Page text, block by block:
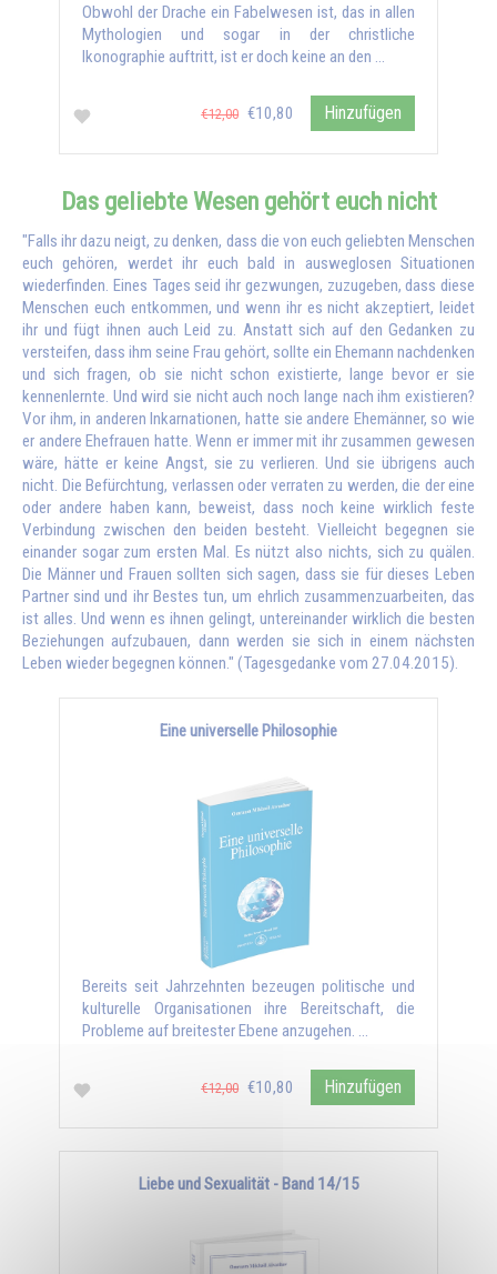
Obwohl der Drache ein Fabelwesen ist, das in allen
Mythologien und sogar in der christliche
Ikonographie auftritt, ist er doch keine an den …
€12,00 €10,80 Hinzufügen
Das geliebte Wesen gehört euch nicht
"Falls ihr dazu neigt, zu denken, dass die von euch geliebten Menschen
euch gehören, werdet ihr euch bald in ausweglosen Situationen
wiederfinden. Eines Tages seid ihr gezwungen, zuzugeben, dass diese
Menschen euch entkommen, und wenn ihr es nicht akzeptiert, leidet
ihr und fügt ihnen auch Leid zu. Anstatt sich auf den Gedanken zu
versteifen, dass ihm seine Frau gehört, sollte ein Ehemann nachdenken
und sich fragen, ob sie nicht schon existierte, lange bevor er sie
kennenlernte. Und wird sie nicht auch noch lange nach ihm existieren?
Vor ihm, in anderen Inkarnationen, hatte sie andere Ehemänner, so wie
er andere Ehefrauen hatte. Wenn er immer mit ihr zusammen gewesen
wäre, hätte er keine Angst, sie zu verlieren. Und sie übrigens auch
nicht. Die Befürchtung, verlassen oder verraten zu werden, die der eine
oder andere haben kann, beweist, dass noch keine wirklich feste
Verbindung zwischen den beiden besteht. Vielleicht begegnen sie
einander sogar zum ersten Mal. Es nützt also nichts, sich zu quälen.
Die Männer und Frauen sollten sich sagen, dass sie für dieses Leben
Partner sind und ihr Bestes tun, um ehrlich zusammenzuarbeiten, das
ist alles. Und wenn es ihnen gelingt, untereinander wirklich die besten
Beziehungen aufzubauen, dann werden sie sich in einem nächsten
Leben wieder begegnen können." (Tagesgedanke vom 27.04.2015).
Eine universelle Philosophie
Bereits seit Jahrzehnten bezeugen politische und
kulturelle Organisationen ihre Bereitschaft, die
Probleme auf breitester Ebene anzugehen. …
€12,00 €10,80 Hinzufügen
Liebe und Sexualität - Band 14/15